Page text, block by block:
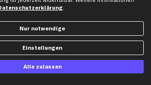
.
Nur notwendige
Einstellungen
Alle zulassen